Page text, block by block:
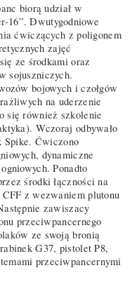
biorą udział w
16”. Dwutygodniowe
ćwiczących z poligonem
zajęć
ze środkami oraz
sojuszniczych.
bojowych i czołgów
na uderzenie
się również szkolenie
Wczoraj odbywało
Spike. Ćwiczono
dynamiczne
Ponadto
środki łączności na
z wezwaniem plutonu
zawiszacy
przeciwpancernego
ze swoją bronią
G37, pistolet P8,
przeciwpancernymi